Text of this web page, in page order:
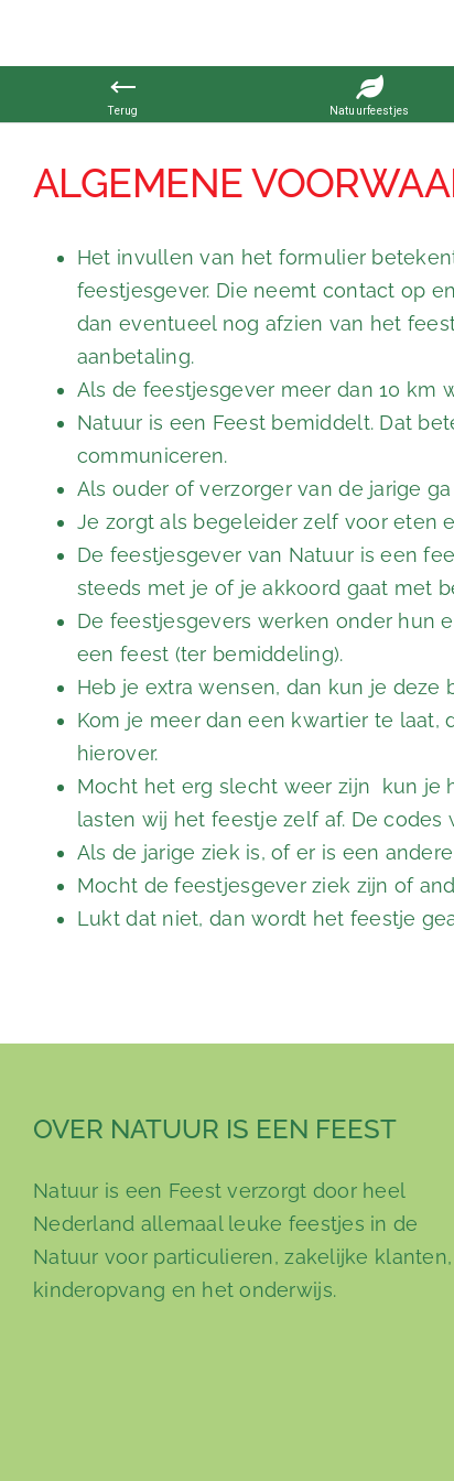
inhoudALGEMENE
Het invullen van het formulier
feestjesgever. Die neemt contact op
dan eventueel nog afzien van het
aanbetaling.
Als de feestjesgever meer dan 10 km
Natuur is een Feest bemiddelt. Dat
communiceren.
Als ouder of verzorger van de jarige
Je zorgt als begeleider zelf voor eten
De feestjesgever van Natuur is een
steeds met je of je akkoord gaat met
De feestjesgevers werken onder hun
een feest (ter bemiddeling).
Heb je extra wensen, dan kun je
Kom je meer dan een kwartier te
hierover.
Mocht het erg slecht weer zijn kun je
lasten wij het feestje zelf af. De
Als de jarige ziek is, of er is een
Mocht de feestjesgever ziek zijn of
Lukt dat niet, dan wordt het feestje
OVER NATUUR IS EEN FEEST
Natuur is een Feest verzorgt door heel
Nederland allemaal leuke feestjes in de
Natuur voor particulieren, zakelijke klanten,
kinderopvang en het onderwijs.